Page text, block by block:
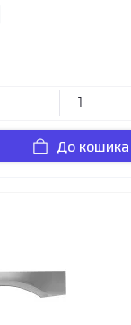
До кошика